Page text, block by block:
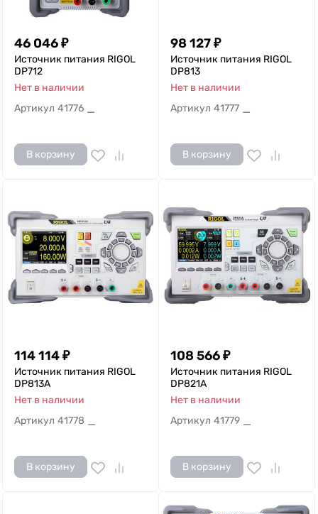
46 046₽
Источник питания RIGOL
DP712
Нет в наличии
Артикул 41776 —
В корзину
98 127₽
Источник питания RIGOL
DP813
Нет в наличии
Артикул 41777 —
В корзину
114 114₽
Источник питания RIGOL
DP813A
Нет в наличии
Артикул 41778 —
В корзину
108 566₽
Источник питания RIGOL
DP821A
Нет в наличии
Артикул 41779 —
В корзину